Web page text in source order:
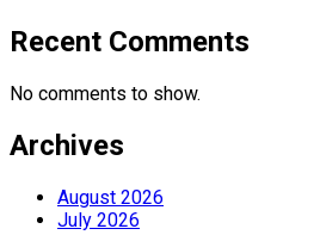
Recent Comments
No comments to show.
Archives
August 2026
July 2026